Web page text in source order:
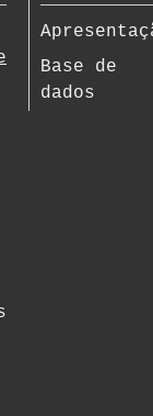
Base de
dados